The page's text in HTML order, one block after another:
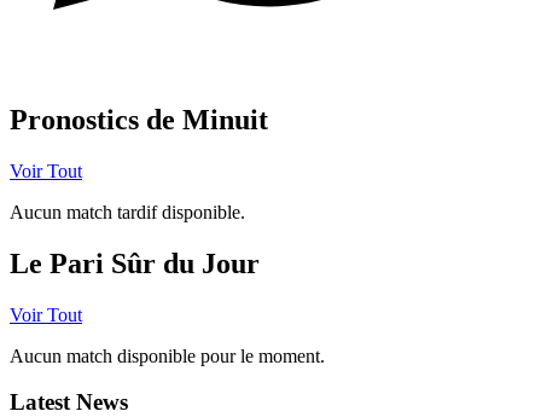
Pronostics de Minuit
Voir Tout
Aucun match tardif disponible.
Le Pari Sûr du Jour
Voir Tout
Aucun match disponible pour le moment.
Latest News